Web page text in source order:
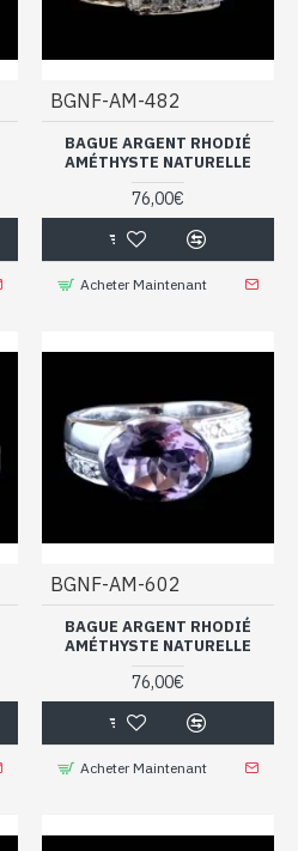
BGNF-AM-482
BAGUE ARGENT RHODIÉ
AMÉTHYSTE NATURELLE
76,00€
Acheter Maintenant
BGNF-AM-602
BAGUE ARGENT RHODIÉ
AMÉTHYSTE NATURELLE
76,00€
Acheter Maintenant